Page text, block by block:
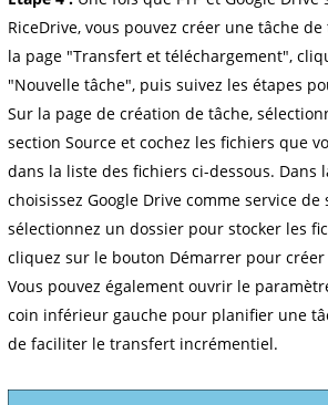
RiceDrive, vous pouvez créer une tâche
la page "Transfert et téléchargement",
"Nouvelle tâche", puis suivez les étapes
Sur la page de création de tâche,
section Source et cochez les fichiers que
dans la liste des fichiers ci-dessous. Dans
choisissez Google Drive comme service de
sélectionnez un dossier pour stocker les
cliquez sur le bouton Démarrer pour
Vous pouvez également ouvrir le
coin inférieur gauche pour planifier une
de faciliter le transfert incrémentiel.